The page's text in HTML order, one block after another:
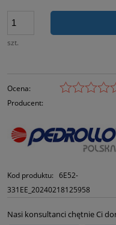
szt.
Ocena:
Producent:
Kod produktu: 6E52-
331EE_20240218125958
Nasi konsultanci chętnie Ci